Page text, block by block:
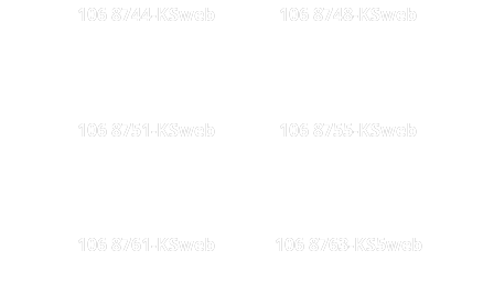
106 8744-KSweb 106 8748-KSweb
106 8751-KSweb 106 8755-KSweb
106 8761-KSweb 106 8763-KS5web